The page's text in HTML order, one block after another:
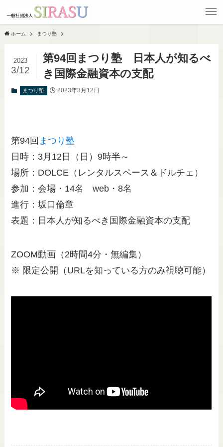
ホーム まつり塾
第94回まつり塾 日本人が知るべ
き国際金融資本の支配
2023
3/12
まつり塾 2023年3月12日
第94回 まつり塾
日時：3月12日（日）9時半～
場所：DOLCE（レンタルスペース＆ドルチェ）
参加：会場・14名 web・8名
進行：坂口倫章
表題：日本人が知るべき国際金融資本の支配
ZOOM動画（2時間4分・無編集）
※ 限定公開（URLを知っている方のみ視聴可能）